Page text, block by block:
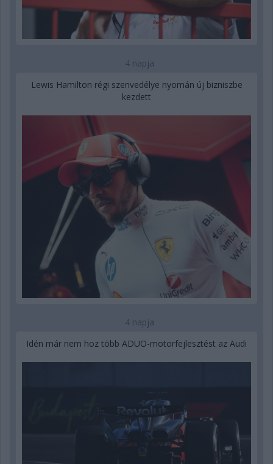
4 napja
Lewis Hamilton régi szenvedélye nyomán új bizniszbe
kezdett
4 napja
Idén már nem hoz több ADUO-motorfejlesztést az Audi